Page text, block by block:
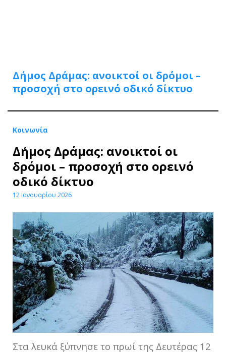
Δήμος Δράμας: ανοικτοί οι δρόμοι –
προσοχή στο ορεινό οδικό δίκτυο
Κοινωνία
Δήμος Δράμας: ανοικτοί οι
δρόμοι – προσοχή στο ορεινό
οδικό δίκτυο
12 Ιανουαρίου 2026
Στα λευκά ξύπνησε το πρωί της Δευτέρας 12